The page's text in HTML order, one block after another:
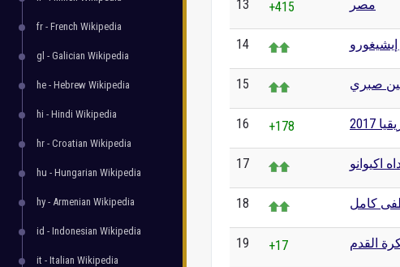
fr - French Wikipedia
gl - Galician Wikipedia
he - Hebrew Wikipedia
hi - Hindi Wikipedia
hr - Croatian Wikipedia
hu - Hungarian Wikipedia
hy - Armenian Wikipedia
id - Indonesian Wikipedia
it - Italian Wikipedia
13 +415 مصر
14
15 صبري
16 +178
17 اكيوانو
18 كامل
19 +17 القدم